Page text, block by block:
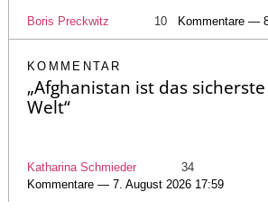
Boris Preckwitz 10 Kommentare —
KOMMENTAR
„Afghanistan ist das
Welt“
Katharina Schmieder
34
Kommentare — 7. August 2026 17:59